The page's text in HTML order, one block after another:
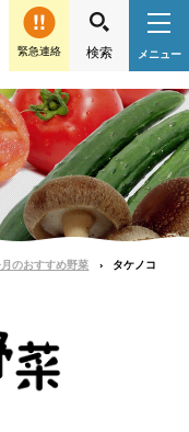
緊急連絡
のおすすめ野菜 タケノコ